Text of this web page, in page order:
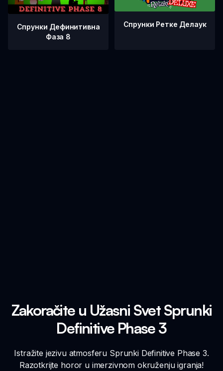
Спрунки Дефинитивна
Фаза 8
Спрунки Ретке Делаук
Zakoračite u Užasni Svet Sprunki
Definitive Phase 3
Istražite jezivu atmosferu Sprunki Definitive Phase 3.
Razotkrijte horor u imerzivnom okruženju igranja!